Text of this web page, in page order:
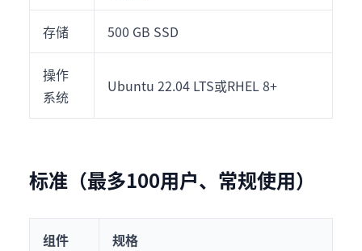
存储 500 GB SSD
操作
系统
Ubuntu 22.04 LTS或RHEL 8+
标准（最多100用户、常规使用）
组件 规格